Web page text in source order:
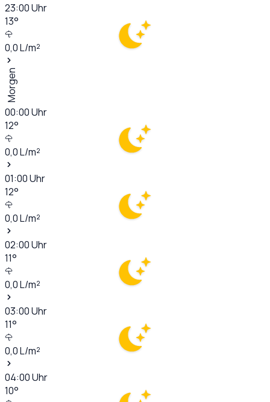
23:00Uhr
13°
0,0L/m²
Morgen
00:00Uhr
12°
0,0L/m²
01:00Uhr
12°
0,0L/m²
02:00Uhr
11°
0,0L/m²
03:00Uhr
11°
0,0L/m²
04:00Uhr
10°